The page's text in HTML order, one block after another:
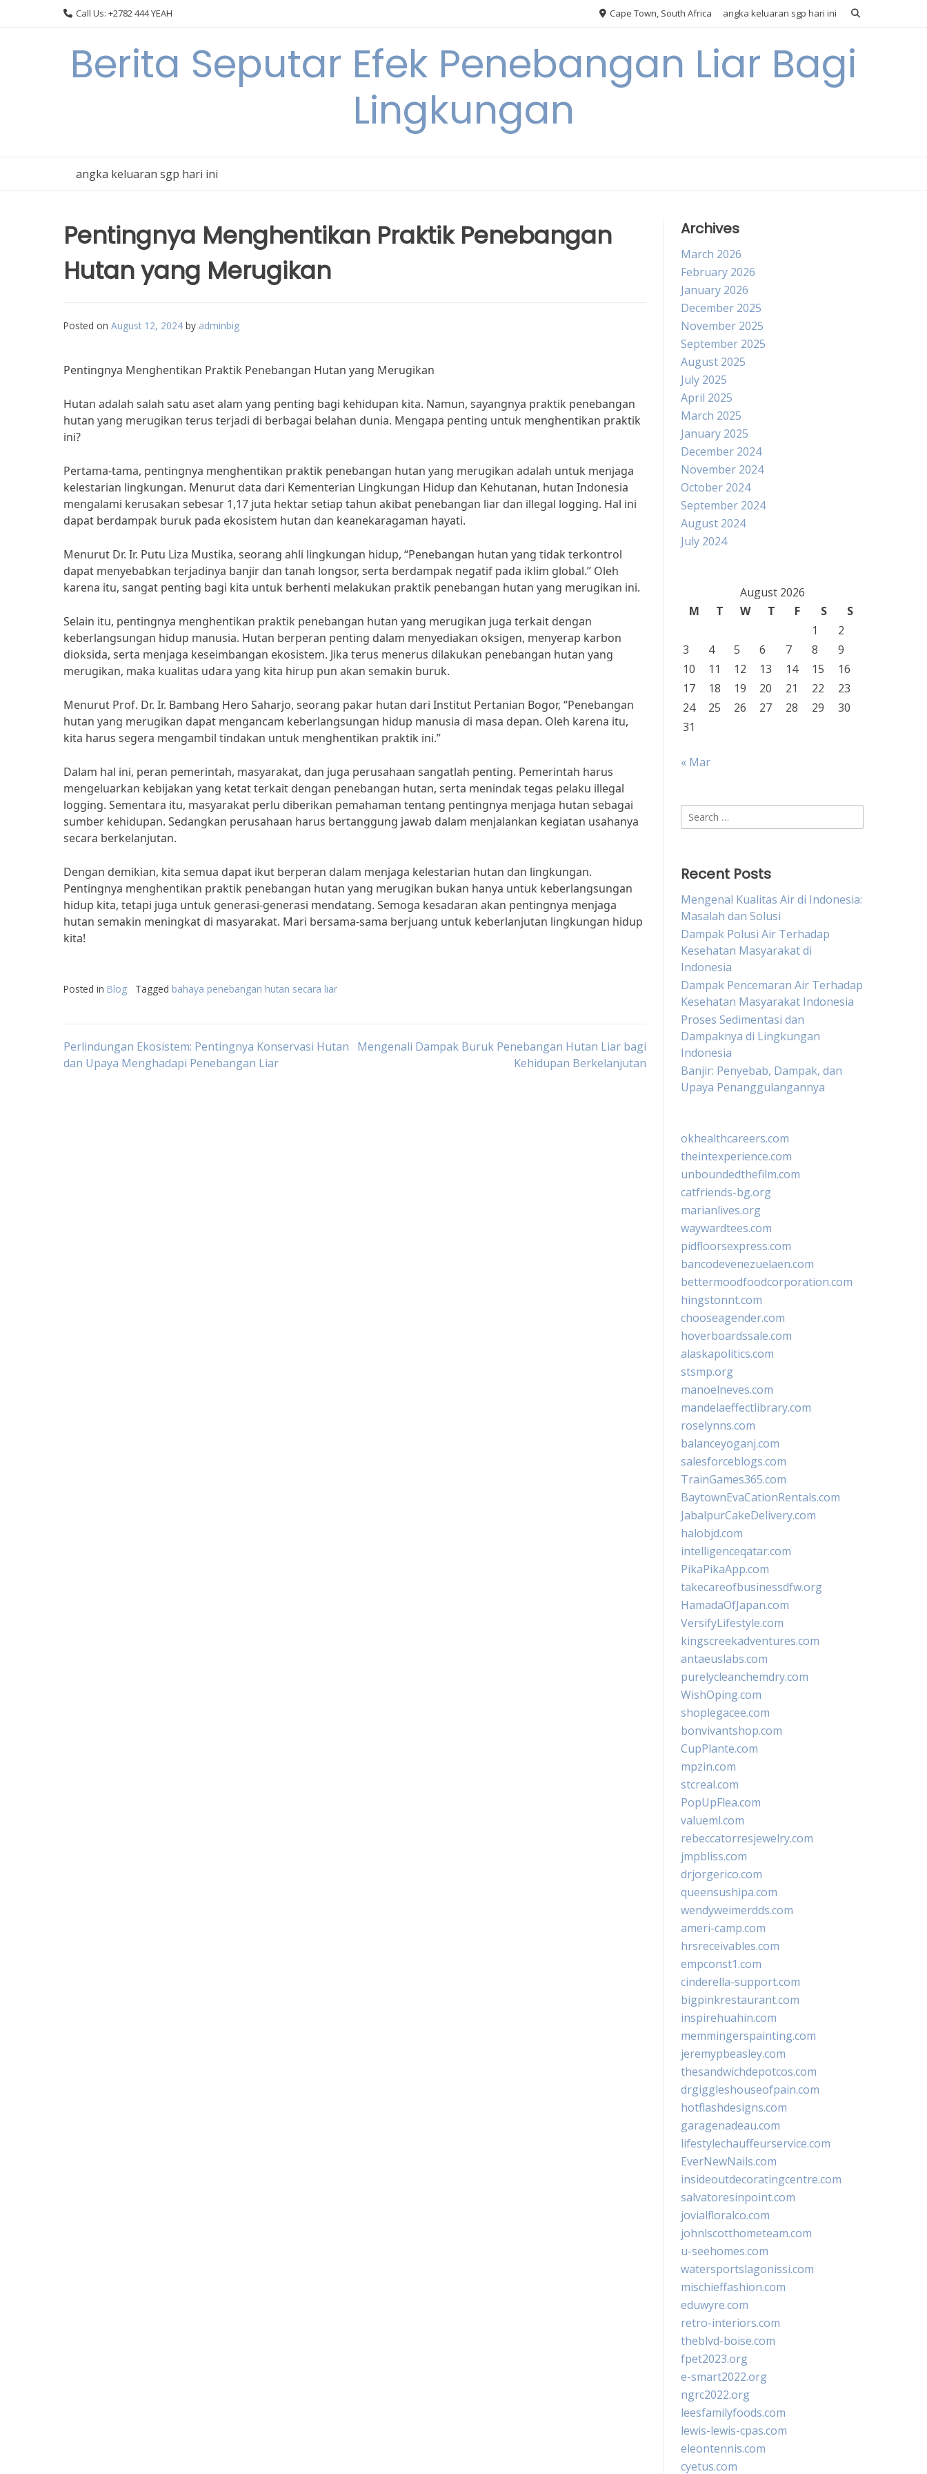
Call Us: +2782 444 YEAH Cape Town, South Africa angka keluaran sgp hari ini
Berita Seputar Efek Penebangan Liar Bagi
Lingkungan
angka keluaran sgp hari ini
Pentingnya Menghentikan Praktik Penebangan
Hutan yang Merugikan
Posted on August 12, 2024 by adminbig
Pentingnya Menghentikan Praktik Penebangan Hutan yang Merugikan
Hutan adalah salah satu aset alam yang penting bagi kehidupan kita. Namun, sayangnya praktik penebangan
hutan yang merugikan terus terjadi di berbagai belahan dunia. Mengapa penting untuk menghentikan praktik
ini?
Pertama-tama, pentingnya menghentikan praktik penebangan hutan yang merugikan adalah untuk menjaga
kelestarian lingkungan. Menurut data dari Kementerian Lingkungan Hidup dan Kehutanan, hutan Indonesia
mengalami kerusakan sebesar 1,17 juta hektar setiap tahun akibat penebangan liar dan illegal logging. Hal ini
dapat berdampak buruk pada ekosistem hutan dan keanekaragaman hayati.
Menurut Dr. Ir. Putu Liza Mustika, seorang ahli lingkungan hidup, “Penebangan hutan yang tidak terkontrol
dapat menyebabkan terjadinya banjir dan tanah longsor, serta berdampak negatif pada iklim global.” Oleh
karena itu, sangat penting bagi kita untuk berhenti melakukan praktik penebangan hutan yang merugikan ini.
Selain itu, pentingnya menghentikan praktik penebangan hutan yang merugikan juga terkait dengan
keberlangsungan hidup manusia. Hutan berperan penting dalam menyediakan oksigen, menyerap karbon
dioksida, serta menjaga keseimbangan ekosistem. Jika terus menerus dilakukan penebangan hutan yang
merugikan, maka kualitas udara yang kita hirup pun akan semakin buruk.
Menurut Prof. Dr. Ir. Bambang Hero Saharjo, seorang pakar hutan dari Institut Pertanian Bogor, “Penebangan
hutan yang merugikan dapat mengancam keberlangsungan hidup manusia di masa depan. Oleh karena itu,
kita harus segera mengambil tindakan untuk menghentikan praktik ini.”
Dalam hal ini, peran pemerintah, masyarakat, dan juga perusahaan sangatlah penting. Pemerintah harus
mengeluarkan kebijakan yang ketat terkait dengan penebangan hutan, serta menindak tegas pelaku illegal
logging. Sementara itu, masyarakat perlu diberikan pemahaman tentang pentingnya menjaga hutan sebagai
sumber kehidupan. Sedangkan perusahaan harus bertanggung jawab dalam menjalankan kegiatan usahanya
secara berkelanjutan.
Dengan demikian, kita semua dapat ikut berperan dalam menjaga kelestarian hutan dan lingkungan.
Pentingnya menghentikan praktik penebangan hutan yang merugikan bukan hanya untuk keberlangsungan
hidup kita, tetapi juga untuk generasi-generasi mendatang. Semoga kesadaran akan pentingnya menjaga
hutan semakin meningkat di masyarakat. Mari bersama-sama berjuang untuk keberlanjutan lingkungan hidup
kita!
Posted in Blog Tagged bahaya penebangan hutan secara liar
Post
Perlindungan Ekosistem: Pentingnya Konservasi Hutan
dan Upaya Menghadapi Penebangan Liar
Mengenali Dampak Buruk Penebangan Hutan Liar bagi
Kehidupan Berkelanjutan
Archives
March 2026
February 2026
January 2026
December 2025
November 2025
September 2025
August 2025
July 2025
April 2025
March 2025
January 2025
December 2024
November 2024
October 2024
September 2024
August 2024
July 2024
August 2026
M
T W T F S
S
1
2
3
4 5 6 7 8
9
10
11 12 13 14 15
16
17
18 19 20 21 22
23
24
25 26 27 28 29
30
31
« Mar
Search
for:
Recent Posts
Mengenal Kualitas Air di Indonesia:
Masalah dan Solusi
Dampak Polusi Air Terhadap
Kesehatan Masyarakat di
Indonesia
Dampak Pencemaran Air Terhadap
Kesehatan Masyarakat Indonesia
Proses Sedimentasi dan
Dampaknya di Lingkungan
Indonesia
Banjir: Penyebab, Dampak, dan
Upaya Penanggulangannya
okhealthcareers.com
theintexperience.com
unboundedthefilm.com
catfriends-bg.org
marianlives.org
waywardtees.com
pidfloorsexpress.com
bancodevenezuelaen.com
bettermoodfoodcorporation.com
hingstonnt.com
chooseagender.com
hoverboardssale.com
alaskapolitics.com
stsmp.org
manoelneves.com
mandelaeffectlibrary.com
roselynns.com
balanceyoganj.com
salesforceblogs.com
TrainGames365.com
BaytownEvaCationRentals.com
JabalpurCakeDelivery.com
halobjd.com
intelligenceqatar.com
PikaPikaApp.com
takecareofbusinessdfw.org
HamadaOfJapan.com
VersifyLifestyle.com
kingscreekadventures.com
antaeuslabs.com
purelycleanchemdry.com
WishOping.com
shoplegacee.com
bonvivantshop.com
CupPlante.com
mpzin.com
stcreal.com
PopUpFlea.com
valueml.com
rebeccatorresjewelry.com
jmpbliss.com
drjorgerico.com
queensushipa.com
wendyweimerdds.com
ameri-camp.com
hrsreceivables.com
empconst1.com
cinderella-support.com
bigpinkrestaurant.com
inspirehuahin.com
memmingerspainting.com
jeremypbeasley.com
thesandwichdepotcos.com
drgiggleshouseofpain.com
hotflashdesigns.com
garagenadeau.com
lifestylechauffeurservice.com
EverNewNails.com
insideoutdecoratingcentre.com
salvatoresinpoint.com
jovialfloralco.com
johnlscotthometeam.com
u-seehomes.com
watersportslagonissi.com
mischieffashion.com
eduwyre.com
retro-interiors.com
theblvd-boise.com
fpet2023.org
e-smart2022.org
ngrc2022.org
leesfamilyfoods.com
lewis-lewis-cpas.com
eleontennis.com
cyetus.com